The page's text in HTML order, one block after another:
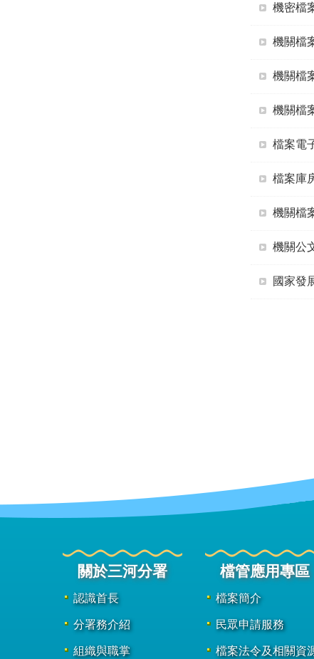
機密檔
機關檔
機關檔
機關檔
檔案電
檔案庫
機關檔
機關公
國家發
關於三河分署
認識首長
分署務介紹
組織與職掌
檔管應用專區
檔案簡介
民眾申請服務
檔案法令及相關資